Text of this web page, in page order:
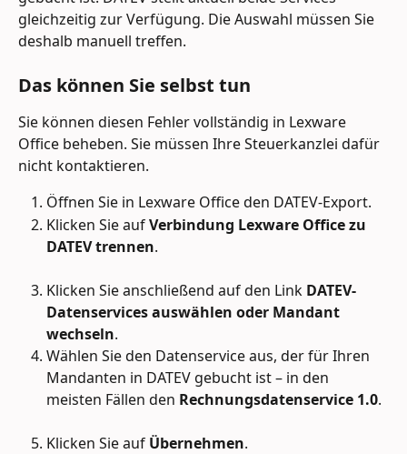
gleichzeitig zur Verfügung. Die Auswahl müssen Sie
deshalb manuell treffen.
Das können Sie selbst tun
Sie können diesen Fehler vollständig in Lexware
Office beheben. Sie müssen Ihre Steuerkanzlei dafür
nicht kontaktieren.
Öffnen Sie in Lexware Office den DATEV-Export.
Klicken Sie auf Verbindung Lexware Office zu
DATEV trennen.
Klicken Sie anschließend auf den Link DATEV-
Datenservices auswählen oder Mandant
wechseln.
Wählen Sie den Datenservice aus, der für Ihren
Mandanten in DATEV gebucht ist – in den
meisten Fällen den Rechnungsdatenservice 1.0.
Klicken Sie auf Übernehmen.